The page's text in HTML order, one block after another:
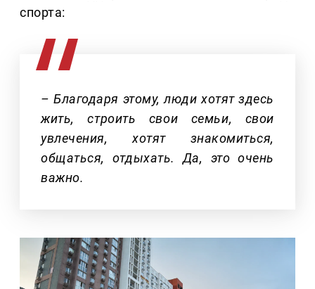
спорта:
– Благодаря этому, люди хотят здесь
жить, строить свои семьи, свои
увлечения, хотят знакомиться,
общаться, отдыхать. Да, это очень
важно.